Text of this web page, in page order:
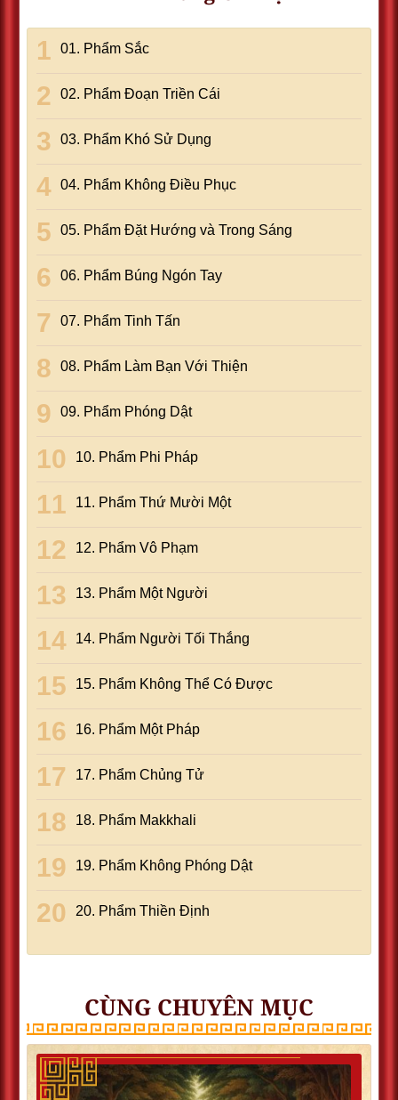
01. Phẩm Sắc
02. Phẩm Ðoạn Triền Cái
03. Phẩm Khó Sử Dụng
04. Phẩm Không Ðiều Phục
05. Phẩm Ðặt Hướng và Trong Sáng
06. Phẩm Búng Ngón Tay
07. Phẩm Tinh Tấn
08. Phẩm Làm Bạn Với Thiện
09. Phẩm Phóng Dật
10. Phẩm Phi Pháp
11. Phẩm Thứ Mười Một
12. Phẩm Vô Phạm
13. Phẩm Một Người
14. Phẩm Người Tối Thắng
15. Phẩm Không Thể Có Ðược
16. Phẩm Một Pháp
17. Phẩm Chủng Tử
18. Phẩm Makkhali
19. Phẩm Không Phóng Dật
20. Phẩm Thiền Ðịnh
CÙNG CHUYÊN MỤC